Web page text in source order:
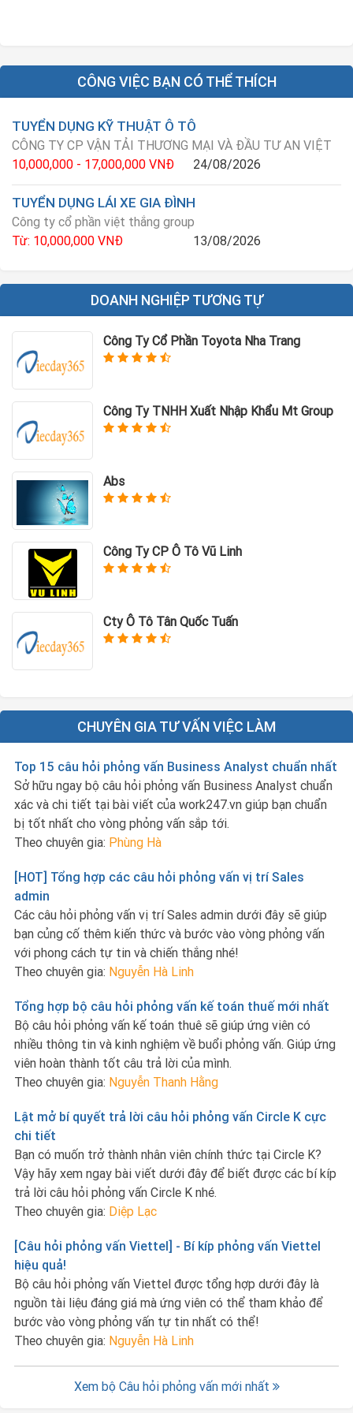
CÔNG VIỆC BẠN CÓ THỂ THÍCH
TUYỂN DỤNG KỸ THUẬT Ô TÔ
CÔNG TY CP VẬN TẢI THƯƠNG MẠI VÀ ĐẦU TƯ AN VIỆT
10,000,000 - 17,000,000 VNĐ
24/08/2026
TUYỂN DỤNG LÁI XE GIA ĐÌNH
Công ty cổ phần việt thắng group
Từ: 10,000,000 VNĐ
13/08/2026
DOANH NGHIỆP TƯƠNG TỰ
Công Ty Cổ Phần Toyota Nha Trang
Công Ty TNHH Xuất Nhập Khẩu Mt Group
Abs
Công Ty CP Ô Tô Vũ Linh
Cty Ô Tô Tân Quốc Tuấn
CHUYÊN GIA TƯ VẤN VIỆC LÀM
Top 15 câu hỏi phỏng vấn Business Analyst chuẩn nhất
Sở hữu ngay bộ câu hỏi phỏng vấn Business Analyst chuẩn
xác và chi tiết tại bài viết của work247.vn giúp bạn chuẩn
bị tốt nhất cho vòng phỏng vấn sắp tới.
Theo chuyên gia: Phùng Hà
[HOT] Tổng hợp các câu hỏi phỏng vấn vị trí Sales
admin
Các câu hỏi phỏng vấn vị trí Sales admin dưới đây sẽ giúp
bạn củng cố thêm kiến thức và bước vào vòng phỏng vấn
với phong cách tự tin và chiến thắng nhé!
Theo chuyên gia: Nguyễn Hà Linh
Tổng hợp bộ câu hỏi phỏng vấn kế toán thuế mới nhất
Bộ câu hỏi phỏng vấn kế toán thuê sẽ giúp ứng viên có
nhiều thông tin và kinh nghiệm về buổi phỏng vấn. Giúp ứng
viên hoàn thành tốt câu trả lời của mình.
Theo chuyên gia: Nguyễn Thanh Hằng
Lật mở bí quyết trả lời câu hỏi phỏng vấn Circle K cực
chi tiết
Bạn có muốn trở thành nhân viên chính thức tại Circle K?
Vậy hãy xem ngay bài viết dưới đây để biết được các bí kíp
trả lời câu hỏi phỏng vấn Circle K nhé.
Theo chuyên gia: Diệp Lạc
[Câu hỏi phỏng vấn Viettel] - Bí kíp phỏng vấn Viettel
hiệu quả!
Bộ câu hỏi phỏng vấn Viettel được tổng hợp dưới đây là
nguồn tài liệu đáng giá mà ứng viên có thể tham khảo để
bước vào vòng phỏng vấn tự tin nhất có thể!
Theo chuyên gia: Nguyễn Hà Linh
Xem bộ Câu hỏi phỏng vấn mới nhất